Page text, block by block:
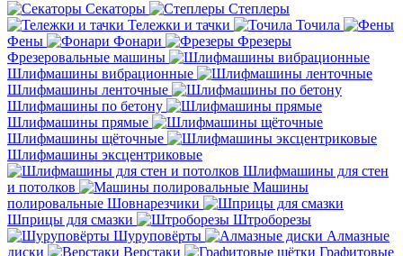
Секаторы
Степлеры
Тележки и тачки
Точила
Фены
Фонари
Фрезеры
Фрезеровальные машины
Шлифмашины вибрационные
Шлифмашины ленточные
Шлифмашины по бетону
Шлифмашины прямые
Шлифмашины щёточные
Шлифмашины эксцентриковые
Шлифмашины для стен
и потолков
Машины
полировальные Шовнарезчики
Шприцы для смазки
Штроборезы
Шуруповёрты
Алмазные
диски
Верстаки
Графитовые